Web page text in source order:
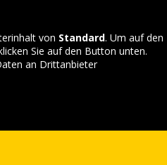
von Standard. Um auf den
Sie auf den Button unten.
an Drittanbieter